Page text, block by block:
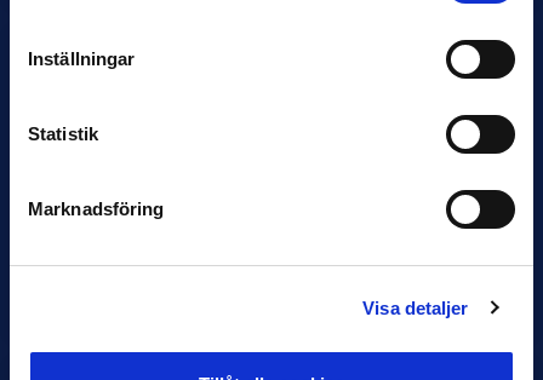
Inställningar
Statistik
Marknadsföring
Visa detaljer
Helstrup ny tränare i Malmö FF